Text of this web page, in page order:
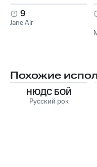
9
Jane Air
Похожие
НЮДС БОЙ
Русский рок